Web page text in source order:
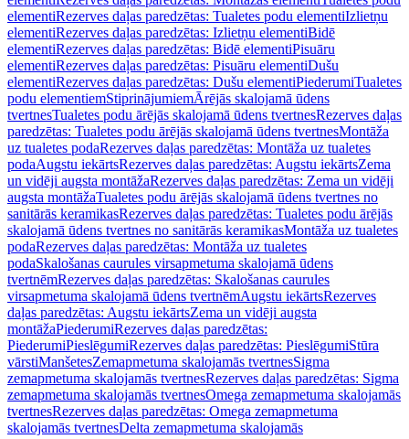
elementiRezerves daļas paredzētas: Tualetes podu elementiIzlietņu
elementiRezerves daļas paredzētas: Izlietņu elementiBidē
elementiRezerves daļas paredzētas: Bidē elementiPisuāru
elementiRezerves daļas paredzētas: Pisuāru elementiDušu
elementiRezerves daļas paredzētas: Dušu elementiPiederumiTualetes
podu elementiemStiprinājumiemĀrējās skalojamā ūdens
tvertnesTualetes podu ārējās skalojamā ūdens tvertnesRezerves daļas
paredzētas: Tualetes podu ārējās skalojamā ūdens tvertnesMontāža
uz tualetes podaRezerves daļas paredzētas: Montāža uz tualetes
podaAugstu iekārtsRezerves daļas paredzētas: Augstu iekārtsZema
un vidēji augsta montāžaRezerves daļas paredzētas: Zema un vidēji
augsta montāžaTualetes podu ārējās skalojamā ūdens tvertnes no
sanitārās keramikasRezerves daļas paredzētas: Tualetes podu ārējās
skalojamā ūdens tvertnes no sanitārās keramikasMontāža uz tualetes
podaRezerves daļas paredzētas: Montāža uz tualetes
podaSkalošanas caurules virsapmetuma skalojamā ūdens
tvertnēmRezerves daļas paredzētas: Skalošanas caurules
virsapmetuma skalojamā ūdens tvertnēmAugstu iekārtsRezerves
daļas paredzētas: Augstu iekārtsZema un vidēji augsta
montāžaPiederumiRezerves daļas paredzētas:
PiederumiPieslēgumiRezerves daļas paredzētas: PieslēgumiStūra
vārstiManšetesZemapmetuma skalojamās tvertnesSigma
zemapmetuma skalojamās tvertnesRezerves daļas paredzētas: Sigma
zemapmetuma skalojamās tvertnesOmega zemapmetuma skalojamās
tvertnesRezerves daļas paredzētas: Omega zemapmetuma
skalojamās tvertnesDelta zemapmetuma skalojamās